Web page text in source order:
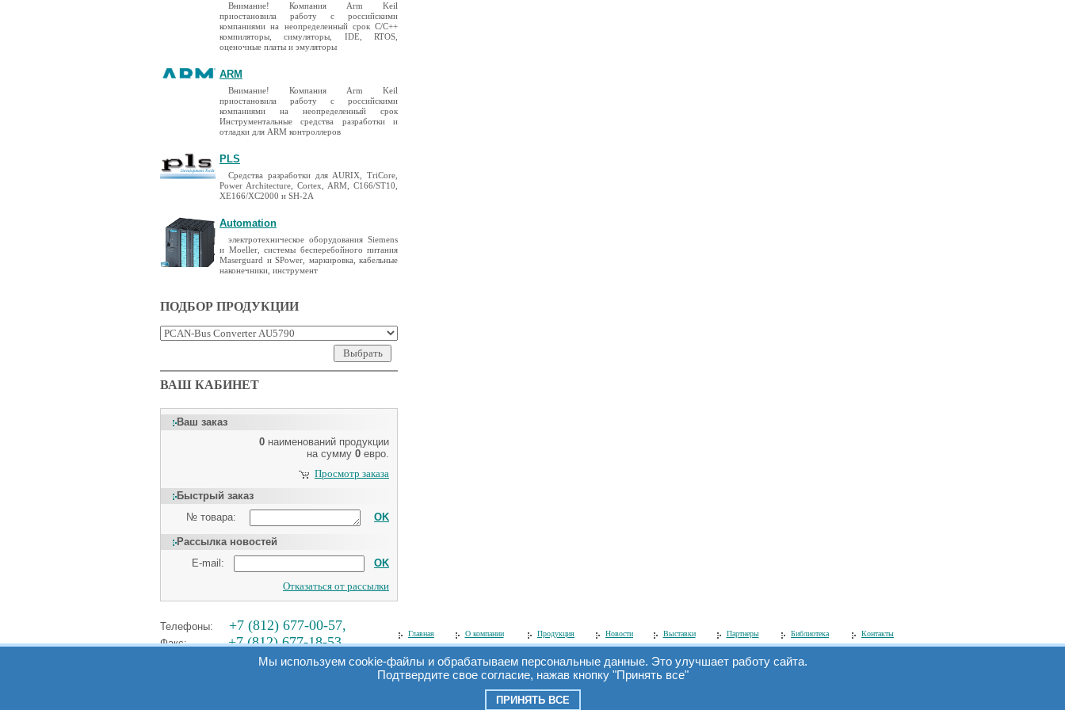
Мы используем cookie-файлы и обрабатываем персональные данные. Это улучшает работу сайта.
Подтвердите свое согласие, нажав кнопку "Принять все"
ПРИНЯТЬ ВСЕ
Внимание! Компания Arm Keil
приостановила работу с российскими
компаниями на неопределенный срок C/C++
компиляторы, симуляторы, IDE, RTOS,
оценочные платы и эмуляторы
ARM
Внимание! Компания Arm Keil
приостановила работу с российскими
компаниями на неопределенный срок
Инструментальные средства разработки и
отладки для ARM контроллеров
PLS
Средства разработки для AURIX, TriCore,
Power Architecture, Cortex, ARM, C166/ST10,
XE166/XC2000 и SH-2A
Automation
электротехническое оборудования Siemens
и Moeller, системы бесперебойного питания
Maserguard и SPower, маркировка, кабельные
наконечники, инструмент
ПОДБОР ПРОДУКЦИИ
ВАШ КАБИНЕТ
Ваш заказ
0 наименований продукции
на сумму 0 евро.
Просмотр заказа
Быстрый заказ
№ товара:
OK
Рассылка новостей
E-mail:
OK
Отказаться от рассылки
Телефоны: +7 (812) 677-00-57,
Факс:+7 (812) 677-18-53
Главная О компании Продукция Новости Выставки Партнеры Библиотека Контакты
© 2006 ООО «Симэкс».
Все права защищены. При перепечатке материалов ссылка на сайт обязательна.